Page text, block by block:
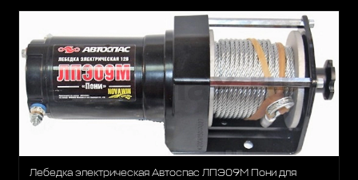
Лебедка электрическая Автоспас ЛПЭ09М Пони для